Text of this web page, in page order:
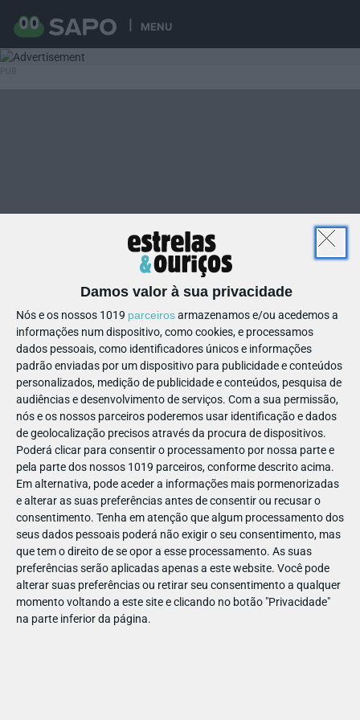
MENU
Damos valor à sua privacidade
Nós e os nossos 1019 parceirosarmazenamos e/ou acedemos a
informações num dispositivo, como cookies, e processamos
dados pessoais, como identificadores únicos e informações
padrão enviadas por um dispositivo para publicidade e conteúdos
personalizados, medição de publicidade e conteúdos, pesquisa de
audiências e desenvolvimento de serviços. Com a sua permissão,
nós e os nossos parceiros poderemos usar identificação e dados
de geolocalização precisos através da procura de dispositivos.
Poderá clicar para consentir o processamento por nossa parte e
pela parte dos nossos 1019 parceiros, conforme descrito acima.
Em alternativa, pode aceder a informações mais pormenorizadas
e alterar as suas preferências antes de consentir ou recusar o
consentimento. Tenha em atenção que algum processamento dos
seus dados pessoais poderá não exigir o seu consentimento, mas
que tem o direito de se opor a esse processamento. As suas
preferências serão aplicadas apenas a este website. Você pode
alterar suas preferências ou retirar seu consentimento a qualquer
momento voltando a este site e clicando no botão "Privacidade"
na parte inferior da página.
17
50262173182985